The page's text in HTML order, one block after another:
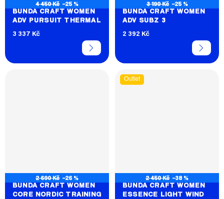
4 450 Kč –25 %
BUNDA CRAFT WOMEN
ADV PURSUIT THERMAL
3 337 Kč
3 190 Kč –25 %
BUNDA CRAFT WOMEN
ADV SUBZ 3
2 392 Kč
2 690 Kč –26 %
BUNDA CRAFT WOMEN
CORE NORDIC TRAINING
Outlet
2 450 Kč –38 %
BUNDA CRAFT WOMEN
ESSENCE LIGHT WIND